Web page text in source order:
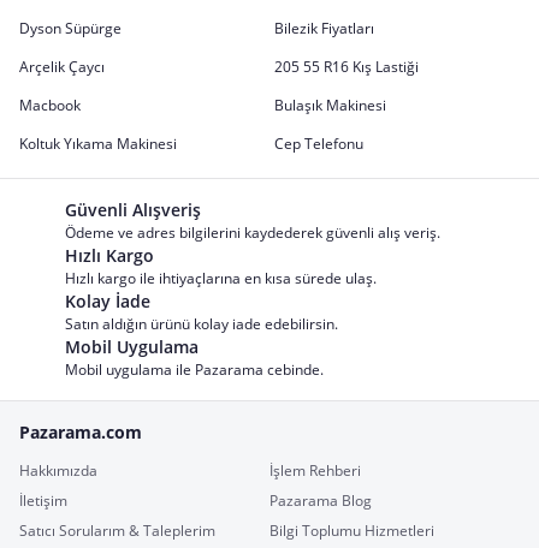
Dyson Süpürge
Bilezik Fiyatları
Arçelik Çaycı
205 55 R16 Kış Lastiği
Macbook
Bulaşık Makinesi
Koltuk Yıkama Makinesi
Cep Telefonu
Güvenli Alışveriş
Ödeme ve adres bilgilerini kaydederek güvenli alış veriş.
Hızlı Kargo
Hızlı kargo ile ihtiyaçlarına en kısa sürede ulaş.
Kolay İade
Satın aldığın ürünü kolay iade edebilirsin.
Mobil Uygulama
Mobil uygulama ile Pazarama cebinde.
Pazarama.com
Hakkımızda
İşlem Rehberi
İletişim
Pazarama Blog
Satıcı Sorularım & Taleplerim
Bilgi Toplumu Hizmetleri